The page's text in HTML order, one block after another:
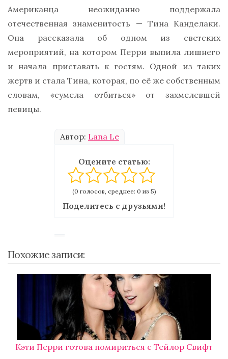
Американца неожиданно поддержала
отечественная знаменитость — Тина Канделаки.
Она рассказала об одном из светских
мероприятий, на котором Перри выпила лишнего
и начала приставать к гостям. Одной из таких
жертв и стала Тина, которая, по её же собственным
словам, «сумела отбиться» от захмелевшей
певицы.
Автор: Lana Le
Оцените статью:
(0 голосов, среднее: 0 из 5)
Поделитесь с друзьями!
Похожие записи:
Кэти Перри готова помириться с Тейлор Свифт